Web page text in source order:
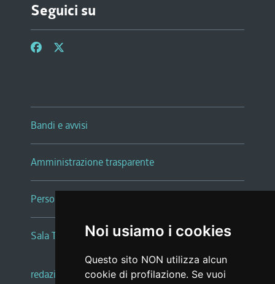
Noi usiamo i cookies
Questo sito NON utilizza alcun
cookie di profilazione. Se vuoi
Seguici su
Bandi e avvisi
Amministrazione trasparente
Persone e Uffici
Sala Tiziano Tessitori
redazione web |note legali |glossario